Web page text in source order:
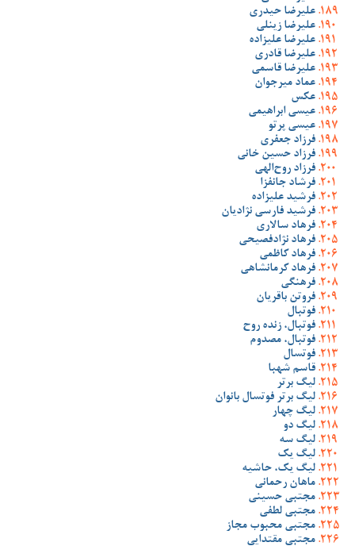
علیرضا حیدری
علیرضا زینلی
علیرضا علیزاده
علیرضا قادری
علیرضا قاسمی
عماد میرجوان
عکس
عیسی ابراهیمی
عیسی پرتو
فرزاد جعفری
فرزاد حسین خانی
فرزاد روح‌الهی
فرشاد جانفزا
فرشید علیزاده
فرشید فارسی نژادیان
فرهاد سالاری
فرهاد نژادفصیحی
فرهاد کاظمی
فرهاد کرمانشاهی
فرهنگی
فروتن باقریان
فوتبال
فوتبال، زنده روح
فوتبال، مصدوم
فوتسال
قاسم شهبا
لیگ برتر
لیگ برتر فوتسال بانوان
لیگ چهار
لیگ دو
لیگ سه
لیگ یک
لیگ یک، حاشیه
ماهان رحمانی
مجتبی حسینی
مجتبی لطفی
مجتبی محبوب مجاز
مجتبی مقتدایی